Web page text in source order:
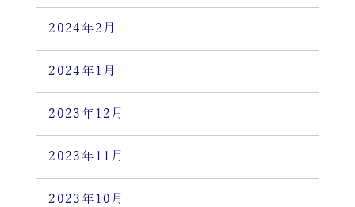
2024年2月
2024年1月
2023年12月
2023年11月
2023年10月